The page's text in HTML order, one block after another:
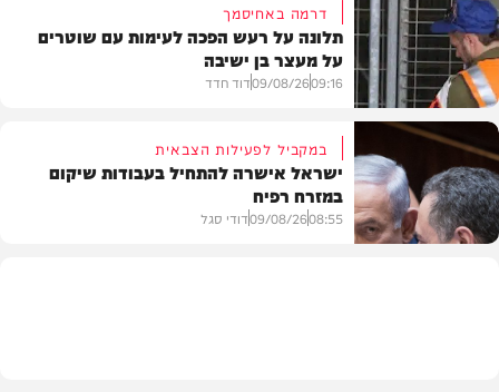
חדשות
חרדים
דרמה באחיסמך
תלונה על רעש הפכה לעימות עם שוטרים
על מעצר בן ישיבה
09:16
09/08/26דוד חדד
במקביל לפעילות הצבאית
ישראל אישרה להתחיל בעבודות שיקום
במזרח רפיח
08:55
09/08/26דודי סגל